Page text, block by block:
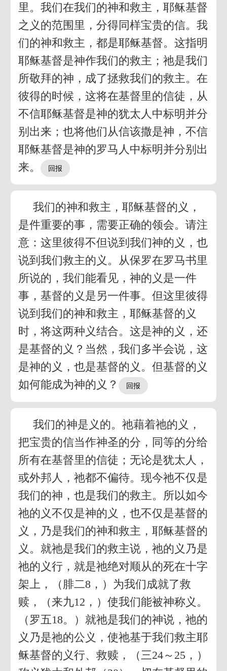
里。我们在我们的神和救主，耶稣基督
之义的范围里，分得同样宝贵的信。我
们的神和救主，都是耶稣基督。这指明
耶稣基督是神作我们的救主；祂是我们
所敬拜的神，成了拯救我们的救主。在
彼得的时候，这将在基督里的信徒，从
不信耶稣基督是神的犹太人中标明并分
别出来；也将他们从信该撒是神，不信
耶稣基督是神的罗马人中标明并分别出
来。
我们的神和救主，耶稣基督的义，
是件重要的事，需要正确的领会。请注
意：这里彼得不但说到我们神的义，也
说到我们救主的义。从保罗在罗马书里
所说的，我们能看见，神的义是一件
事，基督的义是另一件事。但这里彼得
说到我们的神和救主，耶稣基督的义
时，将这两种义结合。这是神的义，还
是基督的义？当然，我们多半会说，这
是神的义，也是基督的义。但基督的义
如何能成为神的义？
我们的神是义的。祂藉着祂的义，
把宝贵的信当作神圣的分，同等的分给
所有在基督里的信徒；无论是犹太人，
或外邦人，祂都不偏待。现今祂不仅是
我们的神，也是我们的救主。所以如今
祂的义不仅是神的义，也不仅是基督的
义，乃是我们的神和救主，耶稣基督的
义。就祂是我们的救主说，祂的义乃是
祂的义行，就是祂绝对顺从的死在十字
架上，（腓二8，）为我们成就了救
赎，（来九12，）使我们能被神称义。
（罗五18。）就祂是我们的神说，祂的
义乃是祂的公义，使祂基于我们救主耶
稣基督的义行、救赎，（三24～25，）